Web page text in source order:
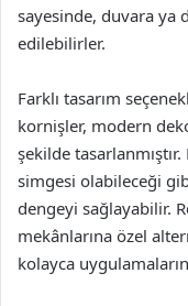
sayesinde, duvara ya
edilebilirler.
Farklı tasarım
kornişler, modern
şekilde
simgesi olabileceği
dengeyi sağlayabilir.
mekânlarına özel
kolayca